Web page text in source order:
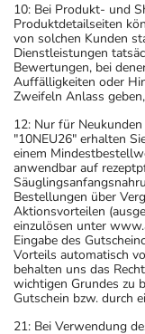
10: Bei Produkt- und
Produktdetailseiten
von solchen Kunden
Dienstleistungen
Bewertungen, bei
Auffälligkeiten oder
Zweifeln Anlass
12: Nur für
"10NEU26" erhalten
einem
anwendbar auf
Bestellungen über
Aktionsvorteilen
einzulösen unter
Eingabe des
Vorteils automatisch
behalten uns das
wichtigen Grundes zu
Gutschein bzw. durch
21: Bei Verwendung